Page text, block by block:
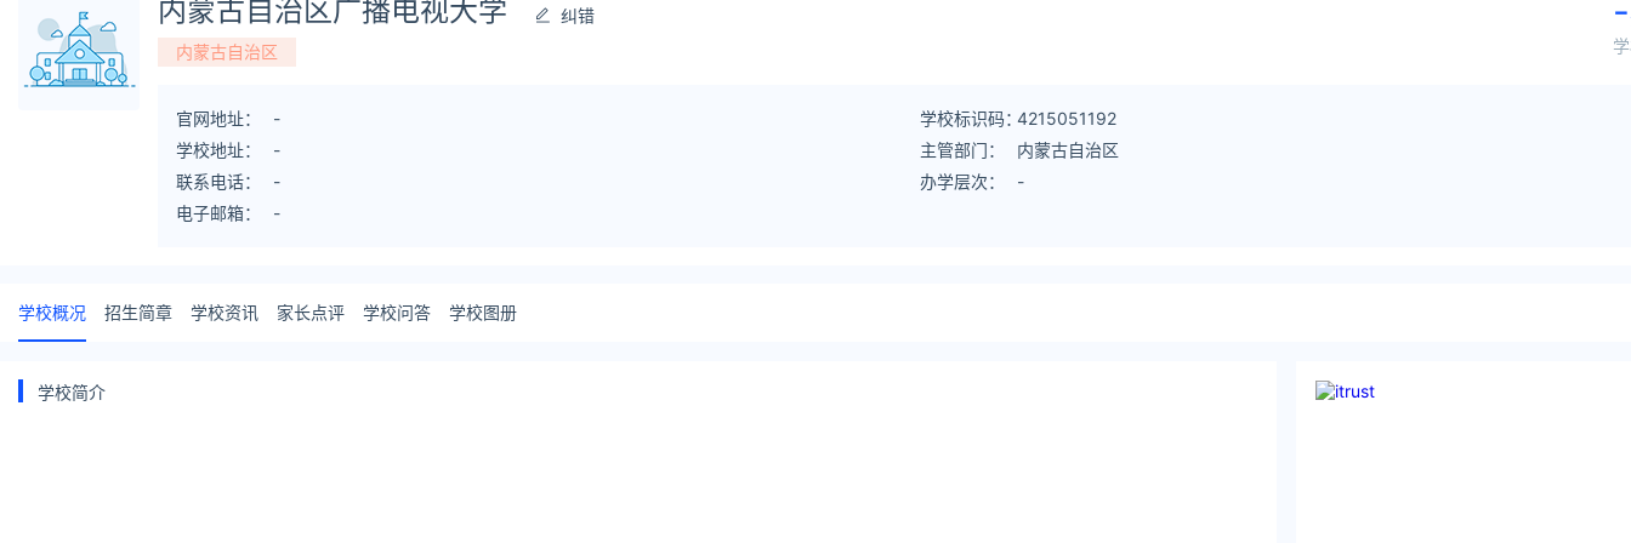
内蒙古自治区广播电视大学
纠错
内蒙古自治区
-
官网地址：
-
学校地址：
-
联系电话：
-
电子邮箱：
-
学校标识码：4215051192
主管部门：
内蒙古自治区
办学层次：
-
学校概况 招生简章 学校资讯 家长点评 学校问答 学校图册
学校简介